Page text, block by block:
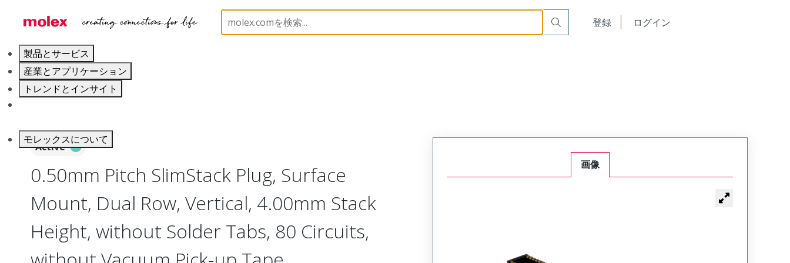
登録 ログイン
製品とサービス
産業とアプリケーション
トレンドとインサイト
モレックスについて
Board-to-Board Connectors 53916 539160808
Active
0.50mm Pitch SlimStack Plug, Surface
Mount, Dual Row, Vertical, 4.00mm Stack
Height, without Solder Tabs, 80 Circuits,
画像